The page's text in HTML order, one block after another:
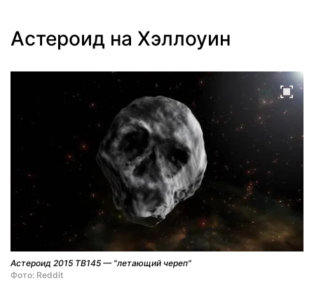
Астероид на Хэллоуин
Астероид 2015 TB145 — "летающий череп"
Фото: Reddit